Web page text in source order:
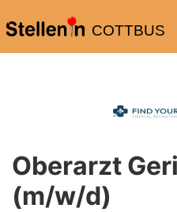
COTTBUS
Oberarzt
(m/w/d)